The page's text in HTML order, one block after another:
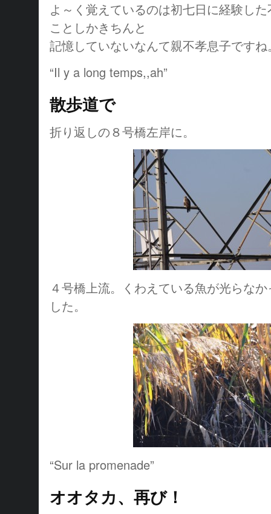
よ～く覚えているのは初七日に経験し
ことしかきちんと
記憶していないなんて親不孝息子ですね
“Il y a long temps,,ah”
散歩道で
折り返しの８号橋左岸に。
４号橋上流。くわえている魚が光らな
した。
“Sur la promenade”
オオタカ、再び！